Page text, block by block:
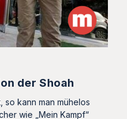
der Shoah
so kann man mühelos
wie „Mein Kampf“